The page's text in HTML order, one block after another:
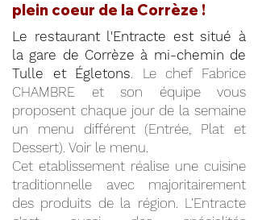
plein coeur de la Corrèze !
Le restaurant l'Entracte est situé à
la gare de Corrèze à mi-chemin de
Tulle et Égletons. Le chef Fabrice
CHAMBRE et son équipe vous
proposent chaque jour de la semaine
un menu différent (Entrée, Plat et
Dessert). Voir le menu.
Cet etablissement réalise une cuisine
traditionnelle avec majoritairement
des produits de la région. L'Entracte